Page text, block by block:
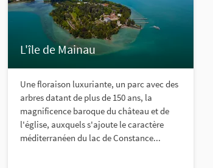
L'île de Mainau
Une floraison luxuriante, un parc avec des
arbres datant de plus de 150 ans, la
magnificence baroque du château et de
l'église, auxquels s'ajoute le caractère
méditerranéen du lac de Constance...